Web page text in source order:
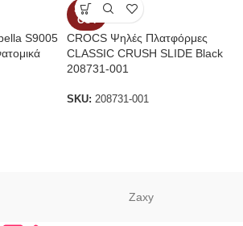
S9005
SOLD
OUT
CROCS Ψηλές Πλατφόρμες
CLASSIC CRUSH SLIDE Black
208731-001
SKU: 208731-001
Zaxy